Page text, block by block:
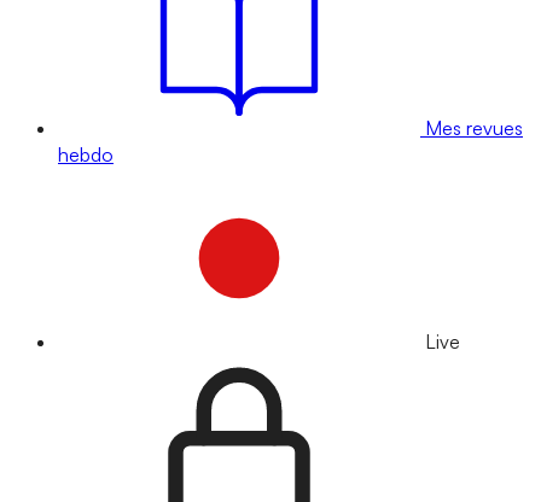
Mes revues
hebdo
Live